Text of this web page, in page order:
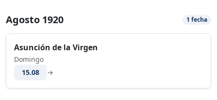
Agosto 1920 1 fecha
Asunción de la Virgen
Domingo
15.08
→